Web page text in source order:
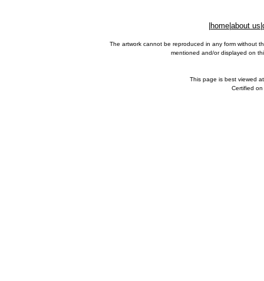
home about us
The artwork cannot be reproduced in any form without
mentioned and/or displayed on
This page is best viewed
Certified on